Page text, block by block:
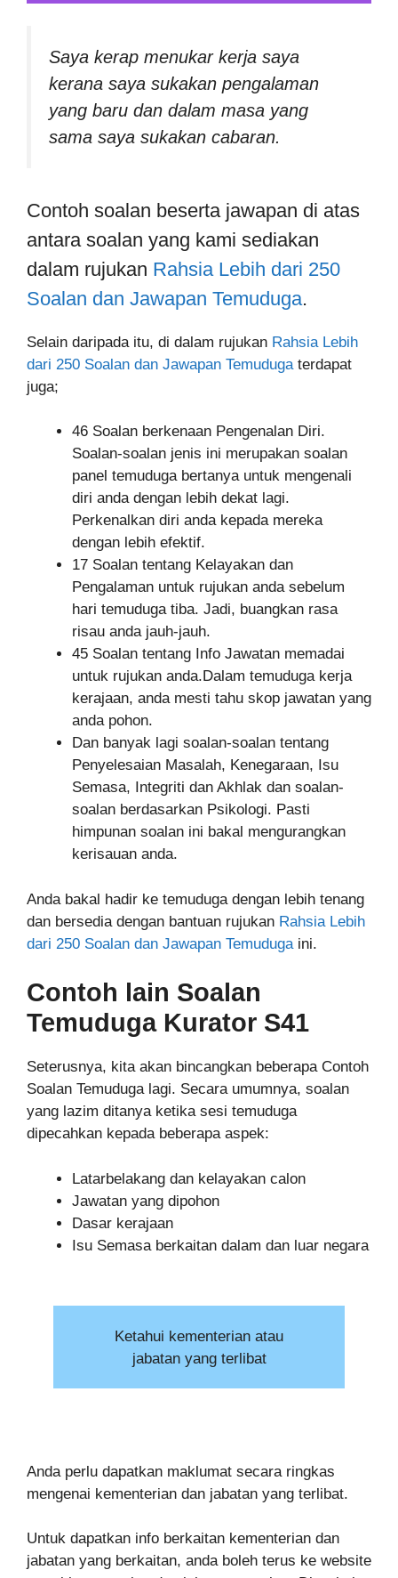
Saya kerap menukar kerja saya
kerana saya sukakan pengalaman
yang baru dan dalam masa yang
sama saya sukakan cabaran.
Contoh soalan beserta jawapan di atas
antara soalan yang kami sediakan
dalam rujukan Rahsia Lebih dari 250
Soalan dan Jawapan Temuduga.
Selain daripada itu, di dalam rujukan Rahsia Lebih
dari 250 Soalan dan Jawapan Temudugaterdapat
juga;
46 Soalan berkenaan Pengenalan Diri.
Soalan-soalan jenis ini merupakan soalan
panel temuduga bertanya untuk mengenali
diri anda dengan lebih dekat lagi.
Perkenalkan diri anda kepada mereka
dengan lebih efektif.
17 Soalan tentang Kelayakan dan
Pengalaman untuk rujukan anda sebelum
hari temuduga tiba. Jadi, buangkan rasa
risau anda jauh-jauh.
45 Soalan tentang Info Jawatan memadai
untuk rujukan anda.Dalam temuduga kerja
kerajaan, anda mesti tahu skop jawatan yang
anda pohon.
Dan banyak lagi soalan-soalan tentang
Penyelesaian Masalah, Kenegaraan, Isu
Semasa, Integriti dan Akhlak dan soalan-
soalan berdasarkan Psikologi. Pasti
himpunan soalan ini bakal mengurangkan
kerisauan anda.
Anda bakal hadir ke temuduga dengan lebih tenang
dan bersedia dengan bantuan rujukan Rahsia Lebih
dari 250 Soalan dan Jawapan Temudugaini.
Contoh lain Soalan
Temuduga Kurator S41
Seterusnya, kita akan bincangkan beberapa Contoh
Soalan Temuduga lagi. Secara umumnya, soalan
yang lazim ditanya ketika sesi temuduga
dipecahkan kepada beberapa aspek:
Latarbelakang dan kelayakan calon
Jawatan yang dipohon
Dasar kerajaan
Isu Semasa berkaitan dalam dan luar negara
Ketahui kementerian atau
jabatan yang terlibat
Anda perlu dapatkan maklumat secara ringkas
mengenai kementerian dan jabatan yang terlibat.
Untuk dapatkan info berkaitan kementerian dan
jabatan yang berkaitan, anda boleh terus ke website